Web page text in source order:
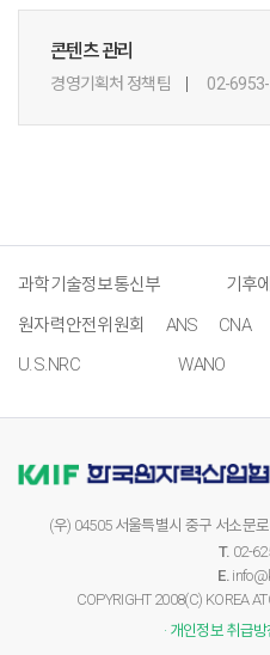
콘텐츠 관리
경영기획처 정책팀 02-
과학기술정보통신부 기후
원자력안전위원회
ANS CNA
U.S.NRC
WANO
(우) 04505 서울특별시 중구 서소문
T. 02-
E.
COPYRIGHT 2008(C) KOREA
· 개인정보 취급방